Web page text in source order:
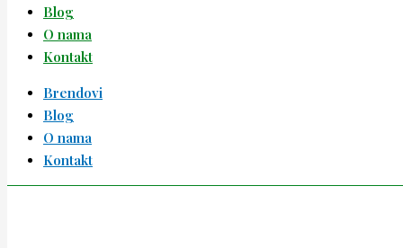
Blog
O nama
Kontakt
Brendovi
Blog
O nama
Kontakt